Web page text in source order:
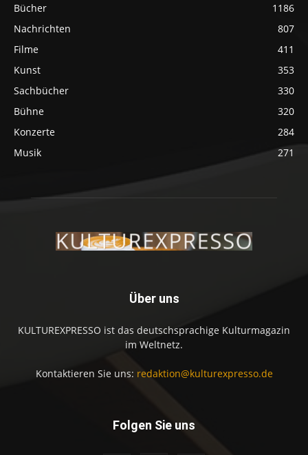
Bücher
1186
Nachrichten
807
Filme
411
Kunst
353
Sachbücher
330
Bühne
320
Konzerte
284
Musik
271
Über uns
KULTUREXPRESSO ist das deutschsprachige Kulturmagazin
im Weltnetz.
Kontaktieren Sie uns: redaktion@kulturexpresso.de
Folgen Sie uns